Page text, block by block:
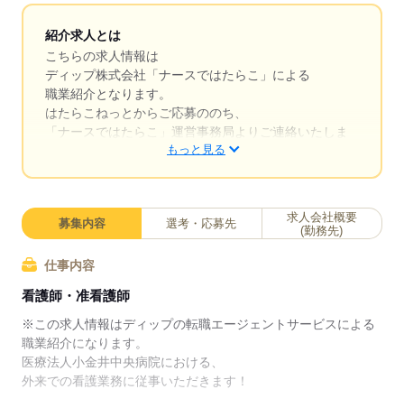
紹介求人とは
こちらの求人情報は
ディップ株式会社「ナースではたらこ」による
職業紹介となります。
はたらこねっとからご応募ののち、
「ナースではたらこ」運営事務局よりご連絡いたしま
求職中の看護師さんの転職を専任の
キャリアアドバイザーが入職まで無料でサポートいた
日本最大級の求人情報の中からぴったりな求人をご紹
介。
履歴書作成のアドバイスや面接日の調整だけでなく、
お給料、お休み、入職時期の交渉もサポートします。
もっと見る
募集内容 選考・応募先
求人会社概要
(勤務先)
仕事内容
看護師・准看護師
※この求人情報はディップの転職エージェントサービスによる
職業紹介になります。
医療法人小金井中央病院における、
外来での看護業務に従事いただきます！